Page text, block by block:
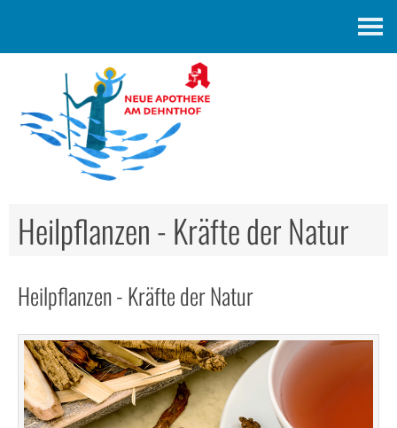
Heilpflanzen - Kräfte der Natur
Heilpflanzen - Kräfte der Natur